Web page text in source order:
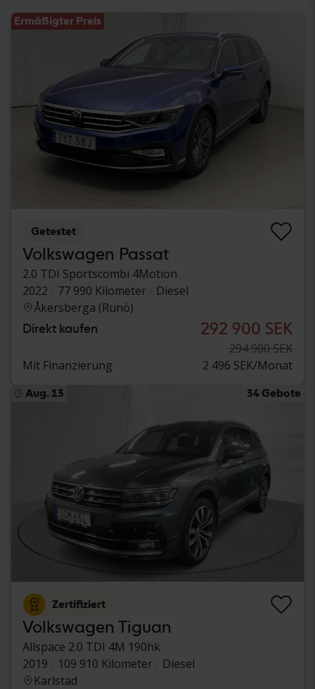
Ermäßigter Preis
Getestet
Volkswagen Passat
2.0 TDI Sportscombi 4Motion
2022
77 990 Kilometer
Diesel
Åkersberga (Runö)
Direkt kaufen 292 900 SEK
294 900 SEK
Mit Finanzierung
2 496 SEK/Monat
Aug. 13 34 Gebote
Zertifiziert
Volkswagen Tiguan
Allspace 2.0 TDI 4M 190hk
2019
109 910 Kilometer
Diesel
Karlstad